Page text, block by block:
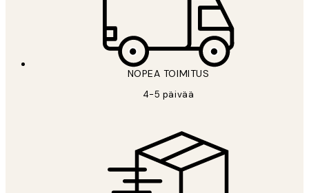
NOPEA TOIMITUS
4-5 päivää